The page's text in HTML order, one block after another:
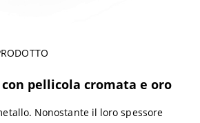
pellicola cromata e oro
Nonostante il loro spessore